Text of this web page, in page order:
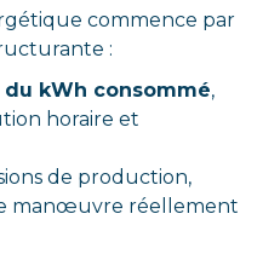
commence par
:
kWh consommé,
horaire et
de production,
manœuvre réellement